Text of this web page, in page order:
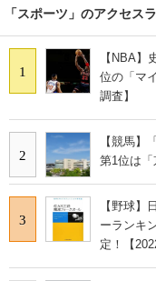
「スポーツ」のアクセス
1
【NBA
位の「マ
調査】
2
【競馬
第1位は「
3
【野球】
ーランキ
定！【